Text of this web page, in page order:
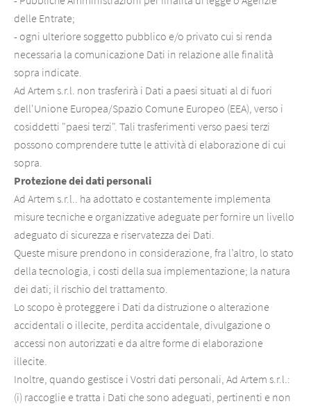
delle Entrate;
- ogni ulteriore soggetto pubblico e/o privato cui si renda
necessaria la comunicazione Dati in relazione alle finalità
sopra indicate.
Ad Artem s.r.l. non trasferirà i Dati a paesi situati al di fuori
dell'Unione Europea/Spazio Comune Europeo (EEA), verso i
cosiddetti "paesi terzi". Tali trasferimenti verso paesi terzi
possono comprendere tutte le attività di elaborazione di cui
sopra.
Protezione dei dati personali
Ad Artem s.r.l.. ha adottato e costantemente implementa
misure tecniche e organizzative adeguate per fornire un livello
adeguato di sicurezza e riservatezza dei Dati.
Queste misure prendono in considerazione, fra l’altro, lo stato
della tecnologia, i costi della sua implementazione; la natura
dei dati; il rischio del trattamento.
Lo scopo è proteggere i Dati da distruzione o alterazione
accidentali o illecite, perdita accidentale, divulgazione o
accessi non autorizzati e da altre forme di elaborazione
illecite.
Inoltre, quando gestisce i Vostri dati personali, Ad Artem s.r.l.:
(i) raccoglie e tratta i Dati che sono adeguati, pertinenti e non